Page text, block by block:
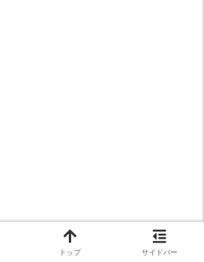
トップ サイドバー